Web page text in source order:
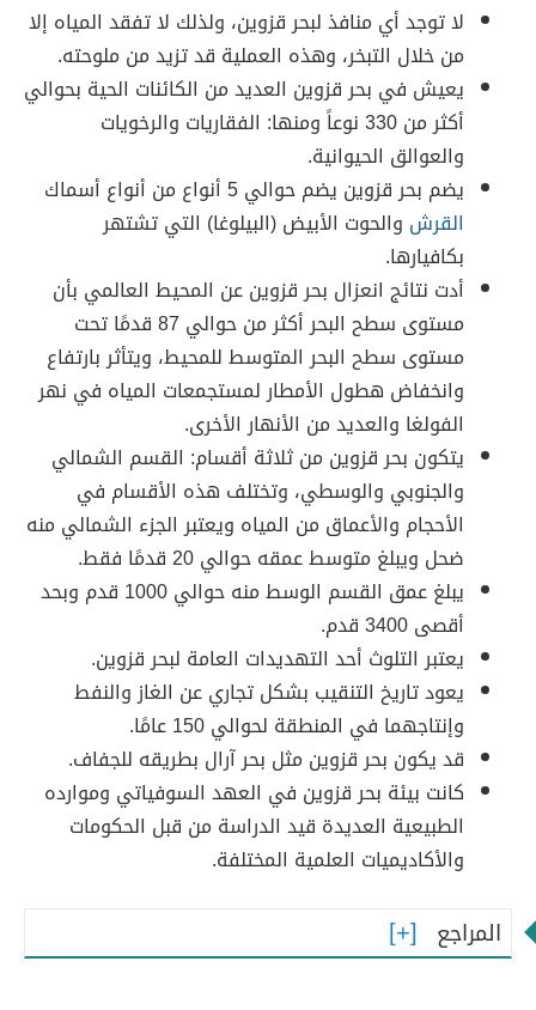
لا توجد أي منافذ لبحر قزوين، ولذلك لا تفقد المياه إلا
من خلال التبخر، وهذه العملية قد تزيد من ملوحته.
يعيش في بحر قزوين العديد من الكائنات الحية بحوالي
أكثر من 330 نوعاً ومنها: الفقاريات والرخويات
والعوالق الحيوانية.
يضم بحر قزوين يضم حوالي 5 أنواع من أنواع أسماك
القرش والحوت الأبيض (البيلوغا) التي تشتهر
بكافيارها.
أدت نتائج انعزال بحر قزوين عن المحيط العالمي بأن
مستوى سطح البحر أكثر من حوالي 87 قدمًا تحت
مستوى سطح البحر المتوسط للمحيط، ويتأثر بارتفاع
وانخفاض هطول الأمطار لمستجمعات المياه في نهر
الفولغا والعديد من الأنهار الأخرى.
يتكون بحر قزوين من ثلاثة أقسام: القسم الشمالي
والجنوبي والوسطي، وتختلف هذه الأقسام في
الأحجام والأعماق من المياه ويعتبر الجزء الشمالي منه
ضحل ويبلغ متوسط ​​عمقه حوالي 20 قدمًا فقط.
يبلغ عمق القسم الوسط منه حوالي 1000 قدم وبحد
أقصى 3400 قدم.
يعتبر التلوث أحد التهديدات العامة لبحر قزوين.
يعود تاريخ التنقيب بشكل تجاري عن الغاز والنفط
وإنتاجهما في المنطقة لحوالي 150 عامًا.
قد يكون بحر قزوين مثل بحر آرال بطريقه للجفاف.
كانت بيئة بحر قزوين في العهد السوفياتي وموارده
الطبيعية العديدة قيد الدراسة من قبل الحكومات
والأكاديميات العلمية المختلفة.
المراجع